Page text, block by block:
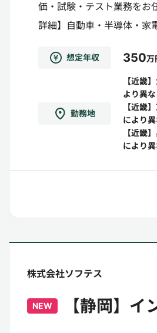
価・試験・テスト業務をお
詳細】自動車・半導体・家
として活躍できます。≪プ
世代環境車の実験・検証
どの走行テスト・試験・
中のエンジン適合試験◎ハ
自動車、低燃費車の設計開
想定年収 350万
勤務地
【近畿
より異
【近畿
により
【近畿
により
株式会社ソフテス
NEW 【静岡】イ